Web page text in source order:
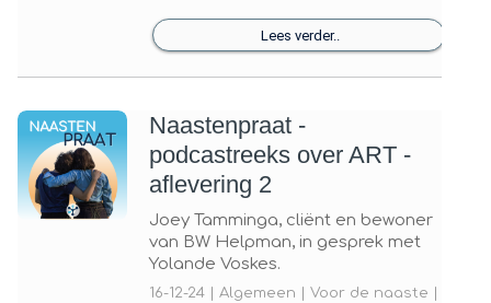
Lees verder..
Naastenpraat -
podcastreeks over ART -
aflevering 2
Joey Tamminga, cliënt en bewoner
van BW Helpman, in gesprek met
Yolande Voskes.
16-12-24 | Algemeen | Voor de naaste |